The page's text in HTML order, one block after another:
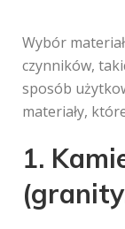
Wybór
czynników,
sposób
materiały,
1.